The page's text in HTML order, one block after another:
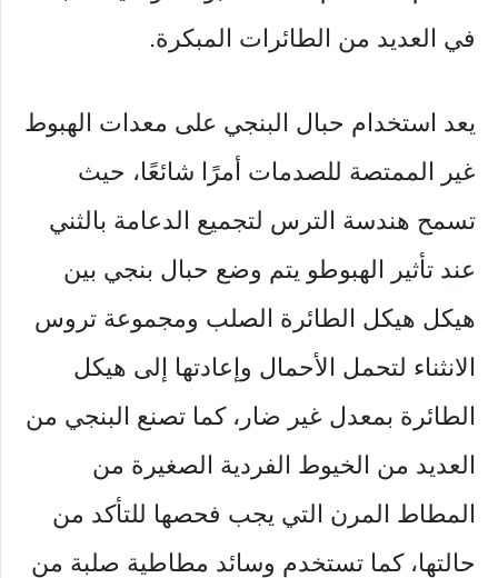
في العديد من الطائرات المبكرة.
يعد استخدام حبال البنجي على معدات الهبوط
غير الممتصة للصدمات أمرًا شائعًا، حيث
تسمح هندسة الترس لتجميع الدعامة بالثني
عند تأثير الهبوطو يتم وضع حبال بنجي بين
هيكل هيكل الطائرة الصلب ومجموعة تروس
الانثناء لتحمل الأحمال وإعادتها إلى هيكل
الطائرة بمعدل غير ضار، كما تصنع البنجي من
العديد من الخيوط الفردية الصغيرة من
المطاط المرن التي يجب فحصها للتأكد من
حالتها، كما تستخدم وسائد مطاطية صلبة من